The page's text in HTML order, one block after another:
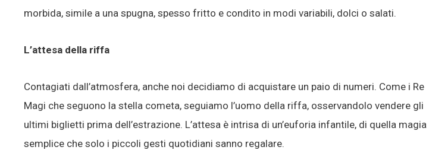
morbida, simile a una spugna, spesso fritto e condito in modi variabili, dolci o salati.
L’attesa della riffa
Contagiati dall’atmosfera, anche noi decidiamo di acquistare un paio di numeri. Come i Re
Magi che seguono la stella cometa, seguiamo l’uomo della riffa, osservandolo vendere gli
ultimi biglietti prima dell’estrazione. L’attesa è intrisa di un’euforia infantile, di quella magia
semplice che solo i piccoli gesti quotidiani sanno regalare.